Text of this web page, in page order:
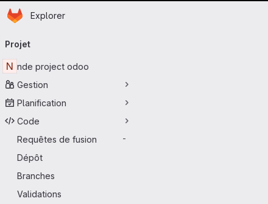
Passer au contenu principal
Page d'accueil
Explorer
principale
Projet
N nde project odoo
Gestion
Planification
Code
Requêtes de fusion
-
Dépôt
Branches
Validations